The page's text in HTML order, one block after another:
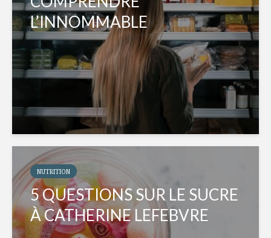
L’INNOMMABLE
NUTRITION
5 QUESTIONS SUR LE SUCRE
À CATHERINE LEFEBVRE